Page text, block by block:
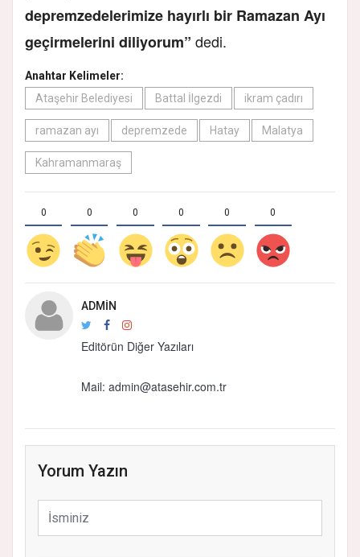
depremzedelerimize hayırlı bir Ramazan Ayı
geçirmelerini diliyorum” dedi.
Anahtar Kelimeler:
Ataşehir Belediyesi
Battal İlgezdi ikram çadırı
ramazan ayı depremzede Hatay Malatya
Kahramanmaraş
0 0 0 0 0 0
ADMIN
Editörün Diğer Yazıları
Mail: admin@atasehir.com.tr
Yorum Yazın